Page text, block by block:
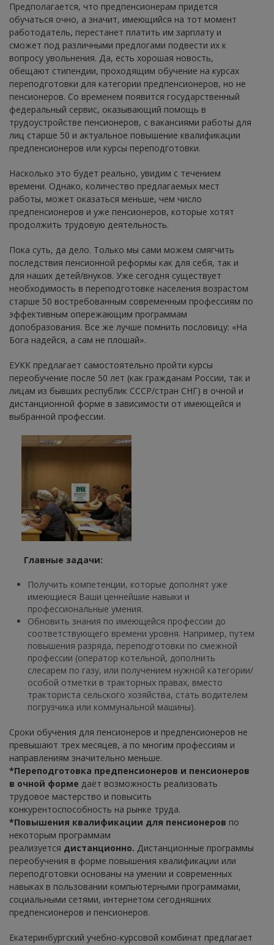
Предполагается, что предпенсионерам придется
обучаться очно, а значит, имеющийся на тот момент
работодатель, перестанет платить им зарплату и
сможет под различными предлогами подвести их к
вопросу увольнения. Да, есть хорошая новость,
обещают стипендии, проходящим обучение на курсах
переподготовки для категории предпенсионеров, но не
пенсионеров. Со временем появится государственный
федеральный сервис, оказывающий помощь в
трудоустройстве пенсионеров, с вакансиями работы для
лиц старше 50 и актуальное повышение квалификации
предпенсионеров или курсы переподготовки.
Насколько это будет реально, увидим с течением
времени. Однако, количество предлагаемых мест
работы, может оказаться меньше, чем число
предпенсионеров и уже пенсионеров, которые хотят
продолжить трудовую деятельность.
Пока суть, да дело. Только мы сами можем смягчить
последствия пенсионной реформы как для себя, так и
для наших детей/внуков. Уже сегодня существует
необходимость в переподготовке населения возрастом
старше 50 востребованным современным профессиям по
эффективным опережающим программам
допобразования. Все же лучше помнить пословицу: «На
Бога надейся, а сам не плошай».
ЕУКК предлагает самостоятельно пройти курсы
переобучение после 50 лет (как гражданам России, так и
лицам из бывших республик СССР/стран СНГ) в очной и
дистанционной форме в зависимости от имеющейся и
выбранной профессии.
Главные задачи:
Получить компетенции, которые дополнят уже
имеющиеся Ваши ценнейшие навыки и
профессиональные умения.
Обновить знания по имеющейся профессии до
соответствующего времени уровня. Например, путем
повышения разряда, переподготовки по смежной
профессии (оператор котельной, дополнить
слесарем по газу, или получением нужной категории/
особой отметки в тракторных правах, вместо
тракториста сельского хозяйства, стать водителем
погрузчика или коммунальной машины).
Сроки обучения для пенсионеров и предпенсионеров не
превышают трех месяцев, а по многим профессиям и
направлениям значительно меньше.
*Переподготовка предпенсионеров и пенсионеров
в очной форме даёт возможность реализовать
трудовое мастерство и повысить
конкурентоспособность на рынке труда.
*Повышения квалификации для пенсионеров по
некоторым программам
реализуется дистанционно. Дистанционные программы
переобучения в форме повышения квалификации или
переподготовки основаны на умении и современных
навыках в пользовании компьютерными программами,
социальными сетями, интернетом сегодняшних
предпенсионеров и пенсионеров.
Екатеринбургский учебно-курсовой комбинат предлагает